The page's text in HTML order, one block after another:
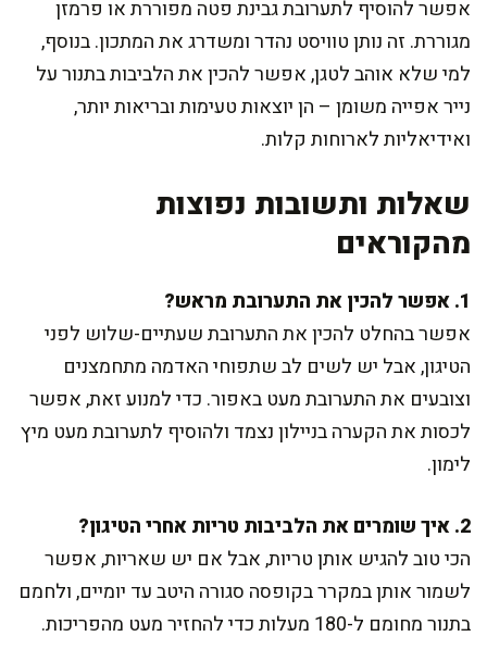
אפשר להוסיף לתערובת גבינת פטה מפוררת או פרמזן
מגוררת. זה נותן טוויסט נהדר ומשדרג את המתכון. בנוסף,
למי שלא אוהב לטגן, אפשר להכין את הלביבות בתנור על
נייר אפייה משומן – הן יוצאות טעימות ובריאות יותר,
ואידיאליות לארוחות קלות.
שאלות ותשובות נפוצות
מהקוראים
1. אפשר להכין את התערובת מראש?
אפשר בהחלט להכין את התערובת שעתיים-שלוש לפני
הטיגון, אבל יש לשים לב שתפוחי האדמה מתחמצנים
וצובעים את התערובת מעט באפור. כדי למנוע זאת, אפשר
לכסות את הקערה בניילון נצמד ולהוסיף לתערובת מעט מיץ
לימון.
2. איך שומרים את הלביבות טריות אחרי הטיגון?
הכי טוב להגיש אותן טריות, אבל אם יש שאריות, אפשר
לשמור אותן במקרר בקופסה סגורה היטב עד יומיים, ולחמם
בתנור מחומם ל-180 מעלות כדי להחזיר מעט מהפריכות.